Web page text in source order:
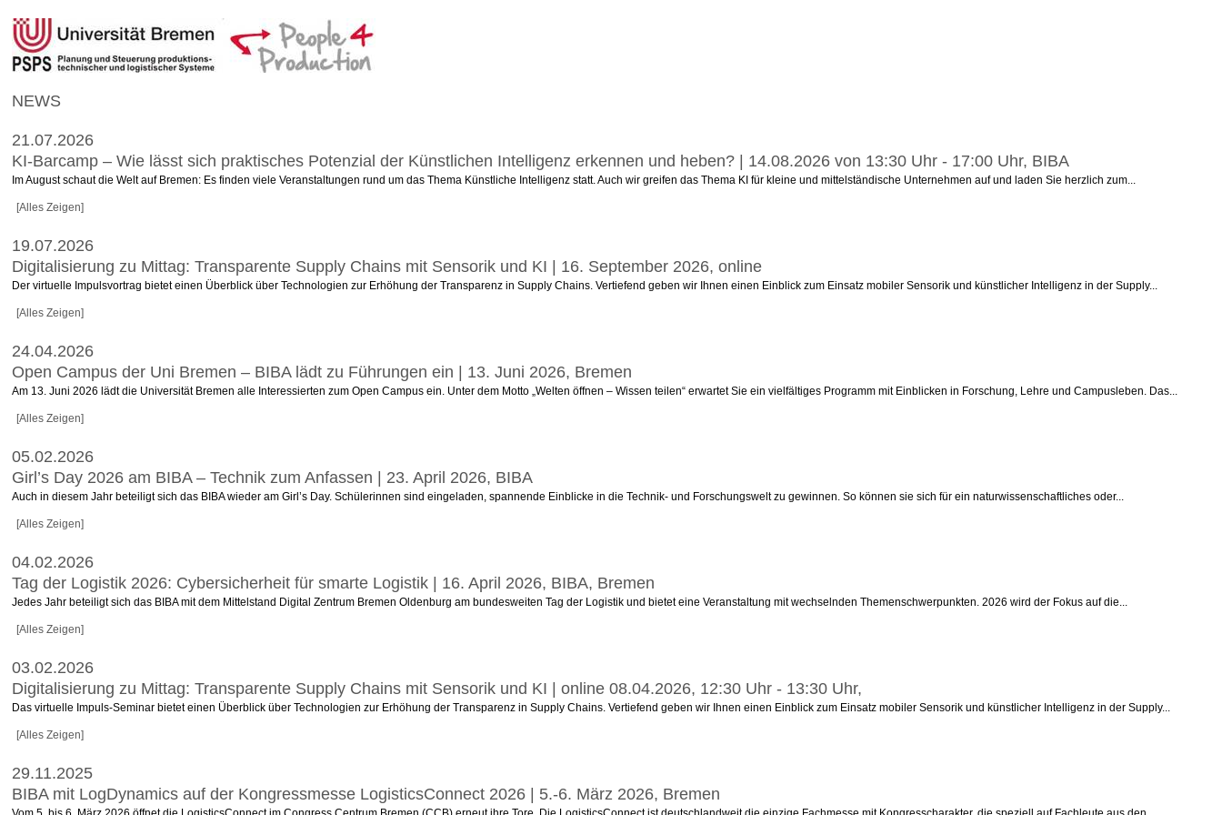
NEWS
21.07.2026
KI-Barcamp – Wie lässt sich praktisches Potenzial der Künstlichen Intelligenz erkennen und heben? | 14.08.2026 von 13:30 Uhr - 17:00 Uhr, BIBA
Im August schaut die Welt auf Bremen: Es finden viele Veranstaltungen rund um das Thema Künstliche Intelligenz statt. Auch wir greifen das Thema KI für kleine und mittelständische Unternehmen auf und laden Sie herzlich zum...
[Alles Zeigen]
19.07.2026
Digitalisierung zu Mittag: Transparente Supply Chains mit Sensorik und KI | 16. September 2026, online
Der virtuelle Impulsvortrag bietet einen Überblick über Technologien zur Erhöhung der Transparenz in Supply Chains. Vertiefend geben wir Ihnen einen Einblick zum Einsatz mobiler Sensorik und künstlicher Intelligenz in der Supply...
[Alles Zeigen]
24.04.2026
Open Campus der Uni Bremen – BIBA lädt zu Führungen ein | 13. Juni 2026, Bremen
Am 13. Juni 2026 lädt die Universität Bremen alle Interessierten zum Open Campus ein. Unter dem Motto „Welten öffnen – Wissen teilen“ erwartet Sie ein vielfältiges Programm mit Einblicken in Forschung, Lehre und Campusleben. Das...
[Alles Zeigen]
05.02.2026
Girl’s Day 2026 am BIBA – Technik zum Anfassen | 23. April 2026, BIBA
Auch in diesem Jahr beteiligt sich das BIBA wieder am Girl’s Day. Schülerinnen sind eingeladen, spannende Einblicke in die Technik- und Forschungswelt zu gewinnen. So können sie sich für ein naturwissenschaftliches oder...
[Alles Zeigen]
04.02.2026
Tag der Logistik 2026: Cybersicherheit für smarte Logistik | 16. April 2026, BIBA, Bremen
Jedes Jahr beteiligt sich das BIBA mit dem Mittelstand Digital Zentrum Bremen Oldenburg am bundesweiten Tag der Logistik und bietet eine Veranstaltung mit wechselnden Themenschwerpunkten. 2026 wird der Fokus auf die...
[Alles Zeigen]
03.02.2026
Digitalisierung zu Mittag: Transparente Supply Chains mit Sensorik und KI | online 08.04.2026, 12:30 Uhr - 13:30 Uhr,
Das virtuelle Impuls-Seminar bietet einen Überblick über Technologien zur Erhöhung der Transparenz in Supply Chains. Vertiefend geben wir Ihnen einen Einblick zum Einsatz mobiler Sensorik und künstlicher Intelligenz in der Supply...
[Alles Zeigen]
29.11.2025
BIBA mit LogDynamics auf der Kongressmesse LogisticsConnect 2026 | 5.-6. März 2026, Bremen